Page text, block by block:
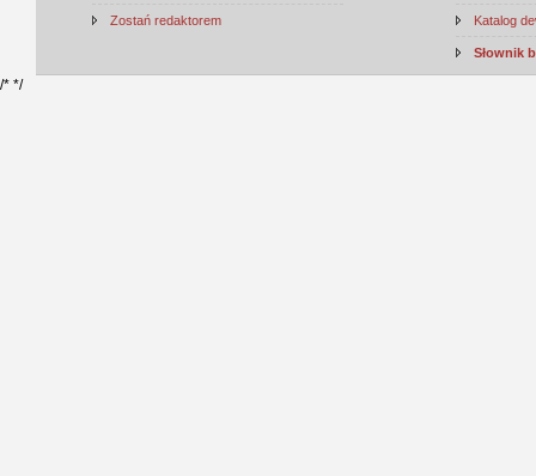
Zostań redaktorem Katalog
Słownik
/* */